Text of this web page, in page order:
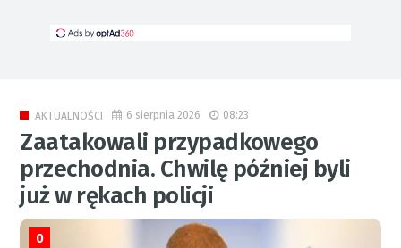
AKTUALNOŚCI 6 sierpnia 2026 08:23
Zaatakowali przypadkowego
przechodnia. Chwilę później byli
już w rękach policji
0